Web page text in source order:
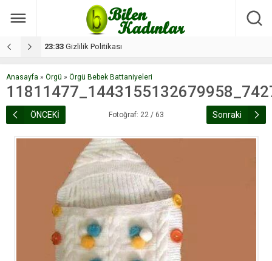
17:08 Dilan, düğününe 5 gün kala hayatını kaybetti
Anasayfa » Örgü » Örgü Bebek Battaniyeleri
ÖNCEKİ Fotoğraf: 22 / 63 Sonraki